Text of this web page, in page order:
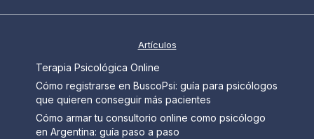
Artículos
Terapia Psicológica Online
Cómo registrarse en BuscoPsi: guía para psicólogos
que quieren conseguir más pacientes
Cómo armar tu consultorio online como psicólogo
en Argentina: guía paso a paso